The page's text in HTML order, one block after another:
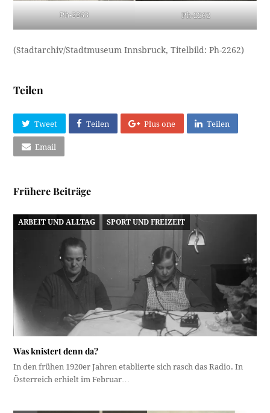
Ph-2263 Ph-2262
(Stadtarchiv/Stadtmuseum Innsbruck, Titelbild: Ph-2262)
Teilen
Tweet Teilen Plus one Teilen
Email
Frühere Beiträge
ARBEIT UND ALLTAG SPORT UND FREIZEIT
Was knistert denn da?
In den frühen 1920er Jahren etablierte sich rasch das Radio. In
Österreich erhielt im Februar…